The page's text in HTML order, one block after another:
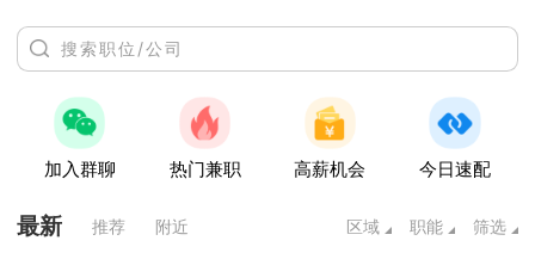
加入群聊 热门兼职 高薪机会 今日速配
最新 推荐 附近 区域 职能 筛选